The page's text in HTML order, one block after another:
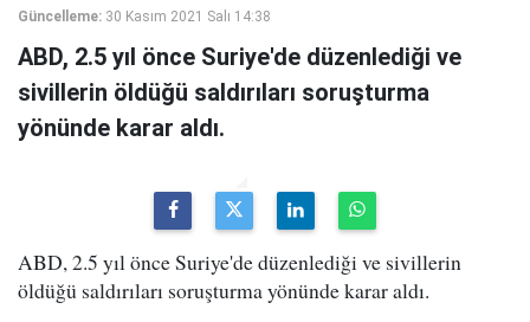
Güncelleme: 30 Kasım 2021 Salı 14:38
ABD, 2.5 yıl önce Suriye'de düzenlediği ve
sivillerin öldüğü saldırıları soruşturma
yönünde karar aldı.
ABD, 2.5 yıl önce Suriye'de düzenlediği ve sivillerin
öldüğü saldırıları soruşturma yönünde karar aldı.